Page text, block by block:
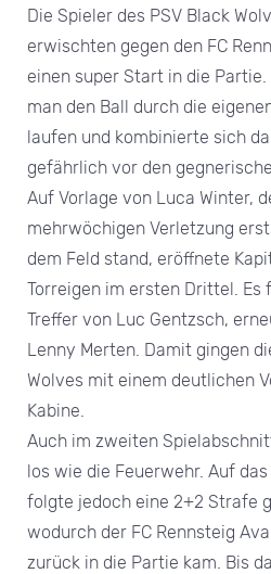
Die Spieler des PSV Black
erwischten gegen den FC
einen super Start in die
man den Ball durch die
laufen und kombinierte sich
gefährlich vor den
Auf Vorlage von Luca Winter,
mehrwöchigen Verletzung
dem Feld stand, eröffnete
Torreigen im ersten Drittel. Es
Treffer von Luc Gentzsch,
Lenny Merten. Damit gingen
Wolves mit einem deutlichen
Kabine.
Auch im zweiten
los wie die Feuerwehr. Auf
folgte jedoch eine 2+2 Strafe
wodurch der FC Rennsteig
zurück in die Partie kam. Bis